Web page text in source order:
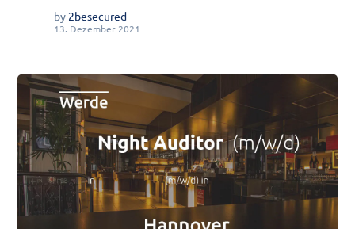
by 2besecured
13. Dezember 2021